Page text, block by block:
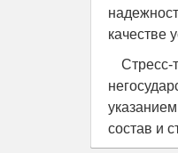
качестве
состав и